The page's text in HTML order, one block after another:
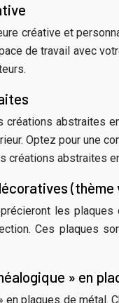
créative et
de travail avec
créations abstraites
Optez pour une
créations abstraites
les
Ces plaques
» en
en plaques de